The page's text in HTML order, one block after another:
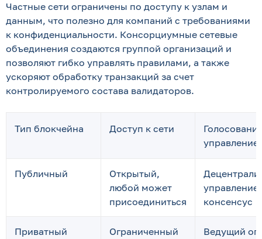
Частные сети ограничены по доступу к узлам и
данным, что полезно для компаний с требованиями
к конфиденциальности. Консорциумные сетевые
объединения создаются группой организаций и
позволяют гибко управлять правилами, а также
ускоряют обработку транзакций за счет
контролируемого состава валидаторов.
Тип блокчейна Доступ к сети
управление
Публичный
Открытый,
любой может
присоединиться
управление
консенсус
Приватный
Ограниченный
Ведущий